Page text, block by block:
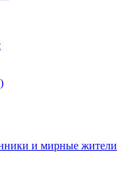
и мирные жители